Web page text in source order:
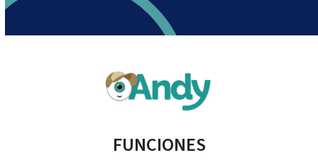
FUNCIONES